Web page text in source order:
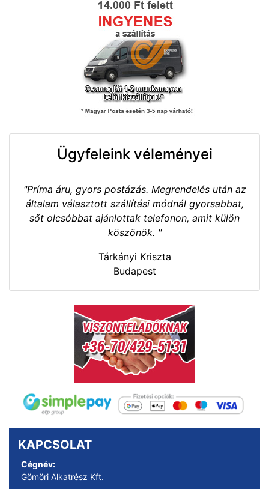
Ügyfeleink véleményei
"Príma áru, gyors postázás. Megrendelés után az
általam választott szállítási módnál gyorsabbat,
sőt olcsóbbat ajánlottak telefonon, amit külön
köszönök. "
Tárkányi Kriszta
Budapest
KAPCSOLAT
Cégnév:
Gömöri Alkatrész Kft.